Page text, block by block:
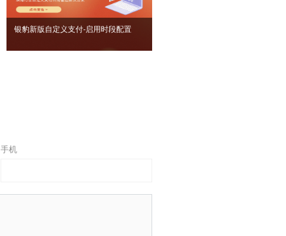
银豹新版自定义支付‑启用时段配置
手机